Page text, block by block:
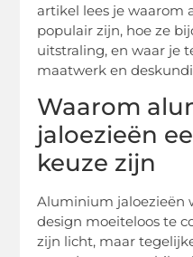
artikel lees je waarom
populair zijn, hoe ze
uitstraling, en waar je
maatwerk en
Waarom
jaloezieën
keuze zijn
Aluminium jaloezieën
design moeiteloos te
zijn licht, maar